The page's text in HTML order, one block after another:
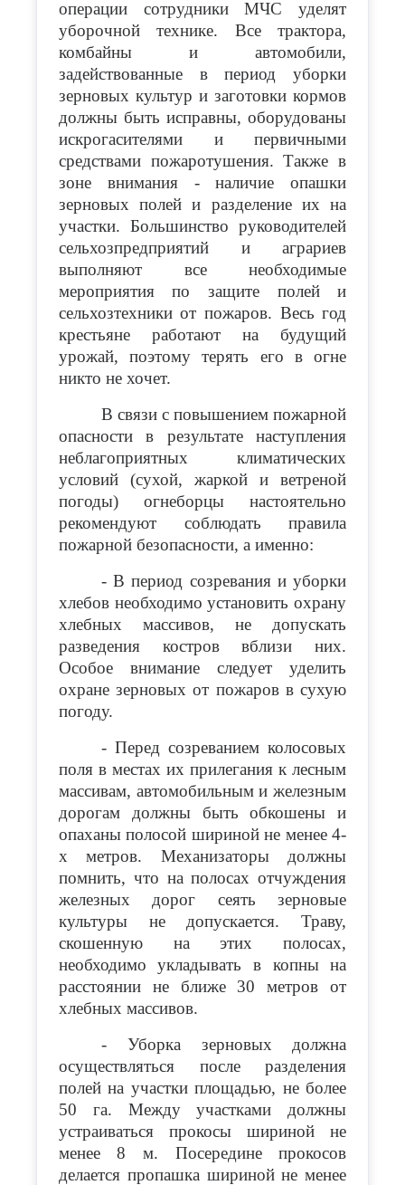
операции сотрудники МЧС уделят
уборочной технике. Все трактора,
комбайны и автомобили,
задействованные в период уборки
зерновых культур и заготовки кормов
должны быть исправны, оборудованы
искрогасителями и первичными
средствами пожаротушения. Также в
зоне внимания - наличие опашки
зерновых полей и разделение их на
участки. Большинство руководителей
сельхозпредприятий и аграриев
выполняют все необходимые
мероприятия по защите полей и
сельхозтехники от пожаров. Весь год
крестьяне работают на будущий
урожай, поэтому терять его в огне
никто не хочет.
В связи с повышением пожарной
опасности в результате наступления
неблагоприятных климатических
условий (сухой, жаркой и ветреной
погоды) огнеборцы настоятельно
рекомендуют соблюдать правила
пожарной безопасности, а именно:
- В период созревания и уборки
хлебов необходимо установить охрану
хлебных массивов, не допускать
разведения костров вблизи них.
Особое внимание следует уделить
охране зерновых от пожаров в сухую
погоду.
- Перед созреванием колосовых
поля в местах их прилегания к лесным
массивам, автомобильным и железным
дорогам должны быть обкошены и
опаханы полосой шириной не менее 4-
х метров. Механизаторы должны
помнить, что на полосах отчуждения
железных дорог сеять зерновые
культуры не допускается. Траву,
скошенную на этих полосах,
необходимо укладывать в копны на
расстоянии не ближе 30 метров от
хлебных массивов.
- Уборка зерновых должна
осуществляться после разделения
полей на участки площадью, не более
50 га. Между участками должны
устраиваться прокосы шириной не
менее 8 м. Посередине прокосов
делается пропашка шириной не менее